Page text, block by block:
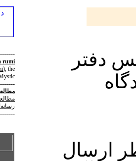
rumi
), the
دفتر
ارسال